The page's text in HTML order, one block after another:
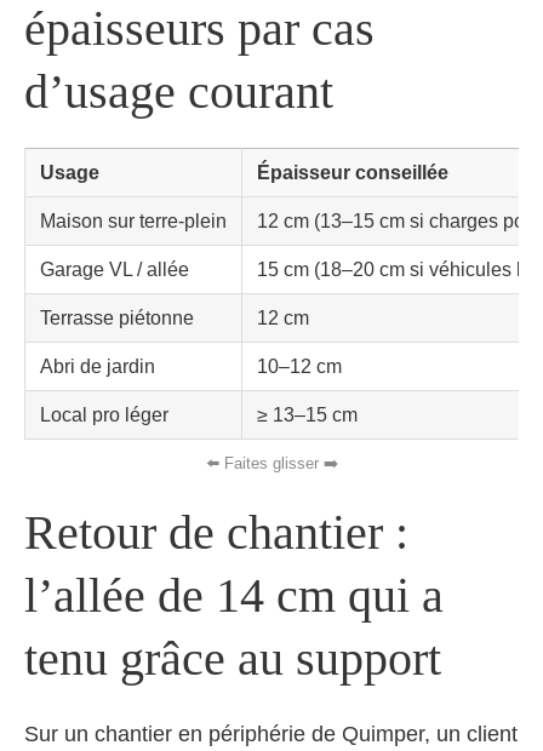
épaisseurs par cas
d’usage courant
Usage Épaisseur conseillée
Maison sur terre-plein 12 cm (13–15 cm si charges
Garage VL / allée 15 cm (18–20 cm si véhicules
Terrasse piétonne 12 cm
Abri de jardin 10–12 cm
Local pro léger ≥ 13–15 cm
Retour de chantier :
l’allée de 14 cm qui a
tenu grâce au support
Sur un chantier en périphérie de Quimper, un client